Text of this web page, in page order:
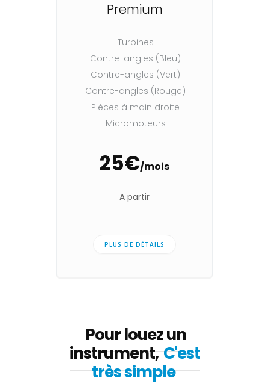
Premium
Turbines
Contre-angles (Bleu)
Contre-angles (Vert)
Contre-angles (Rouge)
Pièces à main droite
Micromoteurs
25€/mois
A partir
PLUS DE DÉTAILS
Pour louez un
instrument, C'est
très simple